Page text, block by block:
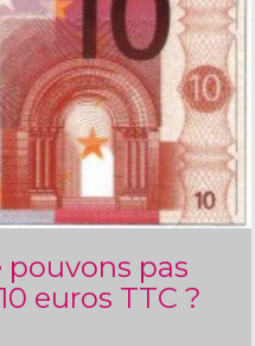
pas
euros TTC ?